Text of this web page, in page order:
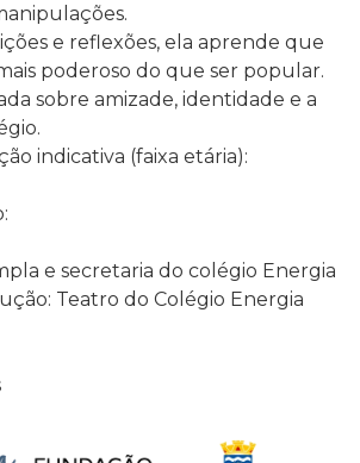
e reflexões, ela aprende que
poderoso do que ser popular.
sobre amizade, identidade e a
indicativa (faixa etária):
e secretaria do colégio Energia
Teatro do Colégio Energia